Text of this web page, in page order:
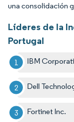
una consolidación
Líderes de la
Portugal
IBM
Dell
Fortinet Inc.